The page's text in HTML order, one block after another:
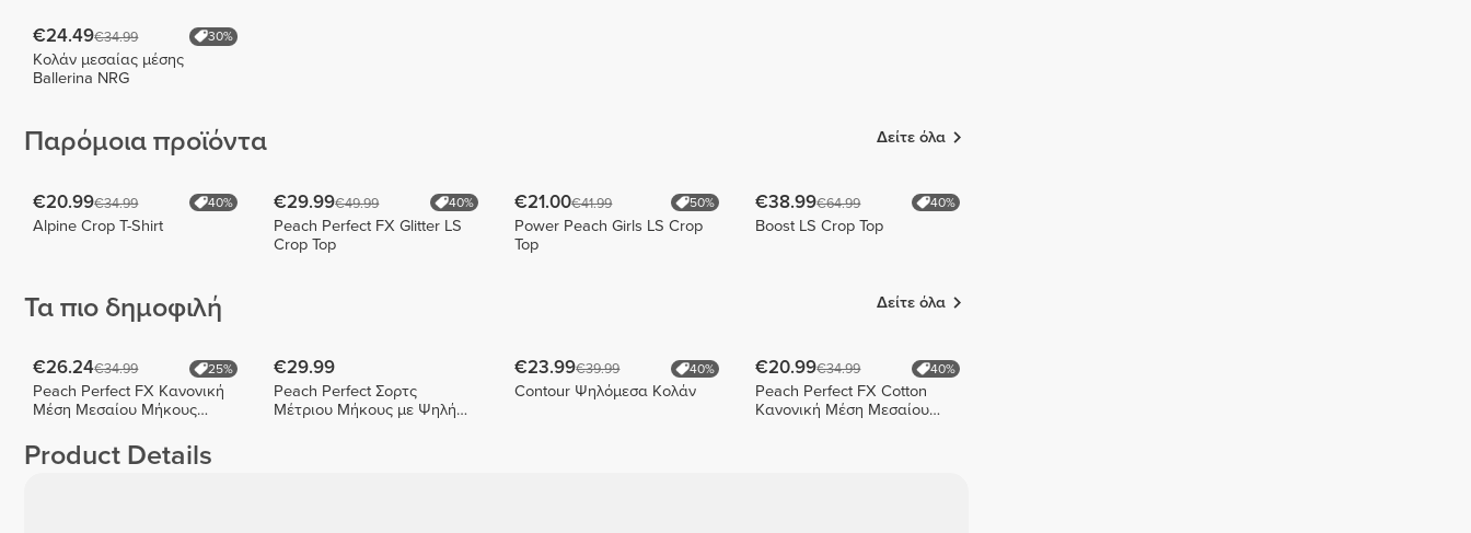
€24.49€34.99 30%
Κολάν μεσαίας μέσης
Ballerina NRG
Παρόμοια προϊόντα Δείτε όλα
€20.99€34.99 40%
Alpine Crop T-Shirt
€29.99€49.99 40%
Peach Perfect FX Glitter LS
Crop Top
€21.00€41.99 50%
Power Peach Girls LS Crop
Top
€38.99€64.99 40%
Boost LS Crop Top
Τα πιο δημοφιλή Δείτε όλα
€26.24€34.99 25%
Peach Perfect FX Κανονική
Μέση Μεσαίου Μήκους
€29.99
Peach Perfect Σορτς
Μέτριου Μήκους με Ψηλή
€23.99€39.99 40%
Contour Ψηλόμεσα Κολάν
€20.99€34.99 40%
Peach Perfect FX Cotton
Κανονική Μέση Μεσαίου
Product Details